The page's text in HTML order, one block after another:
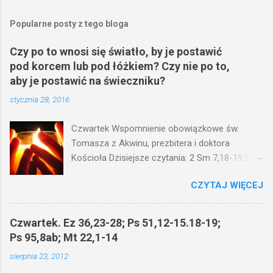
Popularne posty z tego bloga
Czy po to wnosi się światło, by je postawić
pod korcem lub pod łóżkiem? Czy nie po to,
aby je postawić na świeczniku?
stycznia 28, 2016
Czwartek Wspomnienie obowiązkowe św.
Tomasza z Akwinu, prezbitera i doktora
Kościoła Dzisiejsze czytania: 2 Sm 7,18-19.24-
(Mk 4,21-25) Jezus mówił ludowi: Czy po to
wnosi się światło, by je postawić pod korcem
lub pod łóżkiem? Czy nie po to, aby je postawić
na świeczniku? Nie ma bowiem nic ukrytego, co
by nie miało wyjść na jaw. Kto ma uszy do
CZYTAJ WIĘCEJ
Czwartek. Ez 36,23-28; Ps 51,12-15.18-19;
Ps 95,8ab; Mt 22,1-14
sierpnia 23, 2012